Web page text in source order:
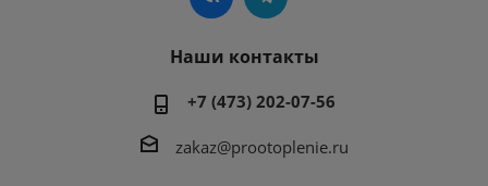
Наши контакты
+7 (473) 202-07-56
zakaz@prootoplenie.ru